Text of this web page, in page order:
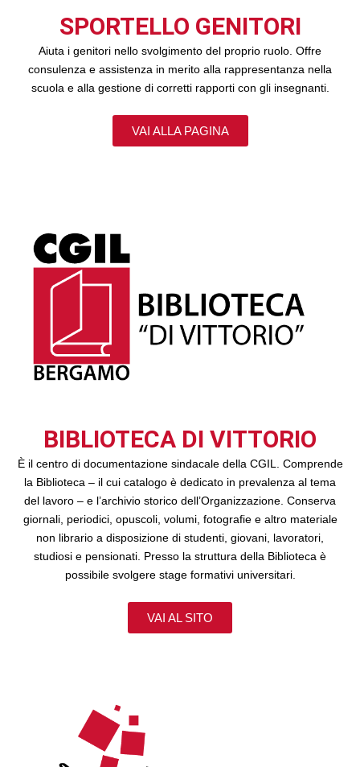
SPORTELLO GENITORI
Aiuta i genitori nello svolgimento del proprio ruolo. Offre
consulenza e assistenza in merito alla rappresentanza nella
scuola e alla gestione di corretti rapporti con gli insegnanti.
VAI ALLA PAGINA
BIBLIOTECA DI VITTORIO
È il centro di documentazione sindacale della CGIL. Comprende
la Biblioteca – il cui catalogo è dedicato in prevalenza al tema
del lavoro – e l’archivio storico dell’Organizzazione. Conserva
giornali, periodici, opuscoli, volumi, fotografie e altro materiale
non librario a disposizione di studenti, giovani, lavoratori,
studiosi e pensionati. Presso la struttura della Biblioteca è
possibile svolgere stage formativi universitari.
VAI AL SITO